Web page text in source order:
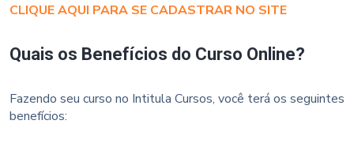
CLIQUE AQUI PARA SE CADASTRAR NO SITE
Quais os Benefícios do Curso Online?
Fazendo seu curso no Intitula Cursos, você terá os seguintes
benefícios: